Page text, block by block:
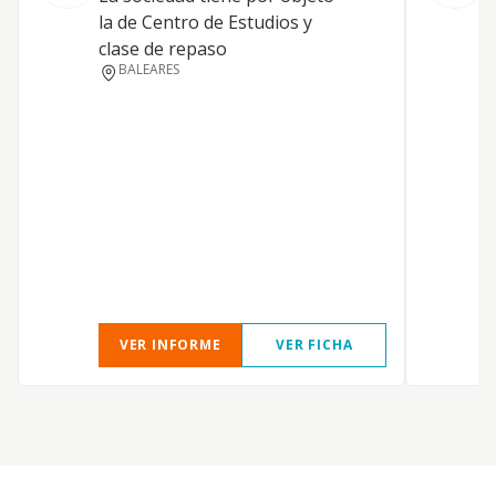
la de Centro de Estudios y
clase de repaso
BALEARES
VER INFORME VER FICHA